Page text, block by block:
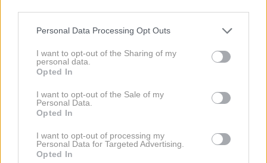
Personal Data Processing Opt Outs
I want to opt-out of the Sharing of my
personal data.
Opted In
I want to opt-out of the Sale of my
Personal Data.
Opted In
I want to opt-out of processing my
Personal Data for Targeted Advertising.
Opted In
Po drugi strani pa se za srebrn nakit odločajo tisti, ki
ljubijo subtilnost, prefinjenost in modno estetiko.
Pogosto so umirjeni, racionalni in imajo radi
učinkovite, a diskretne podrobnosti.
zgodb iz preteklosti